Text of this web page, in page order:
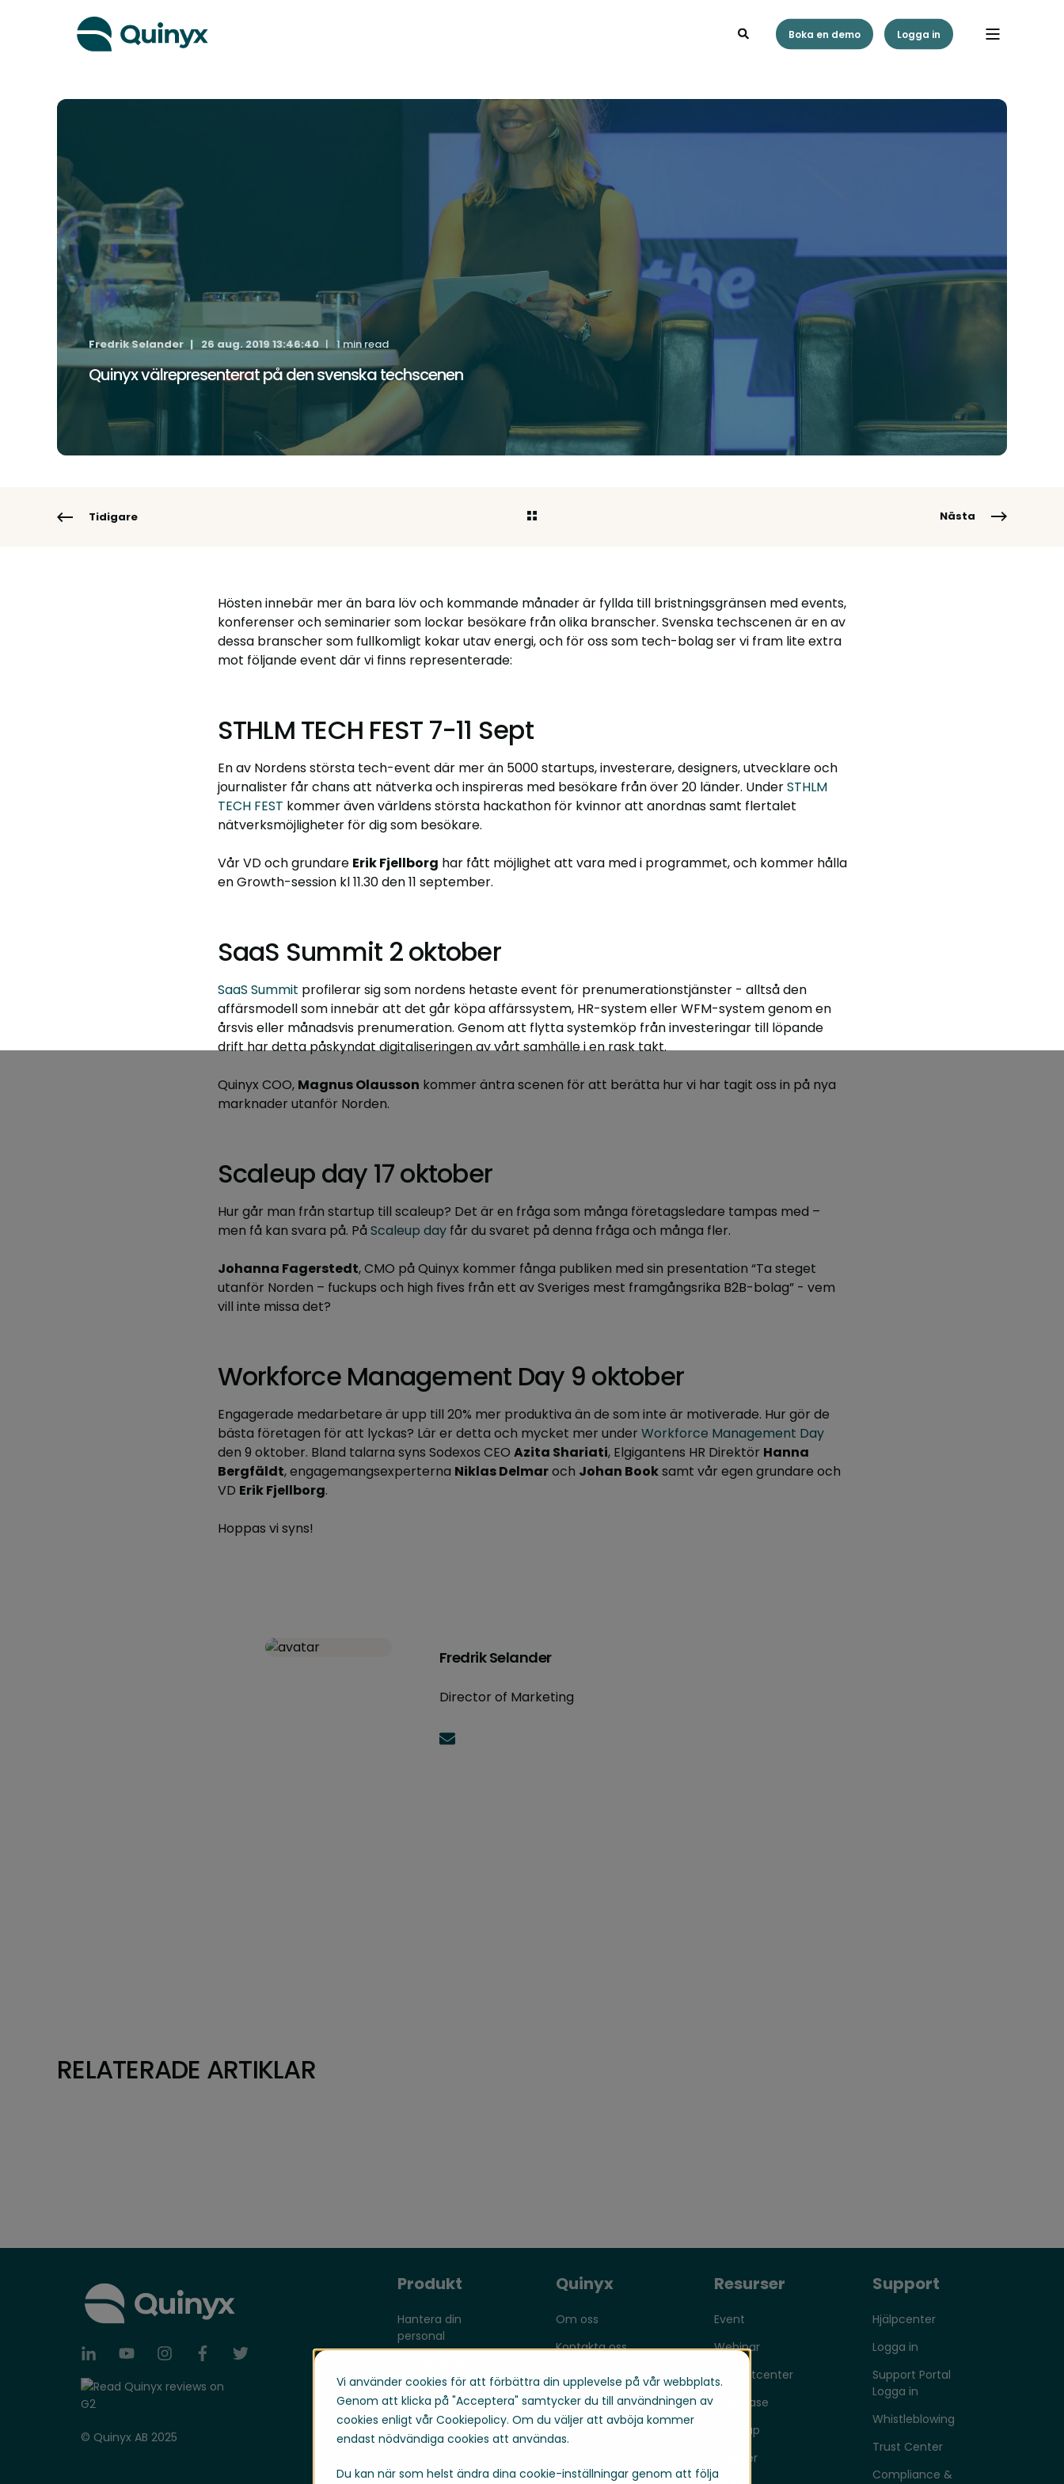
Vi använder cookies för att förbättra din upplevelse på vår webbplats.
Genom att klicka på "Acceptera" samtycker du till användningen av
cookies enligt vår Cookiepolicy. Om du väljer att avböja kommer
endast nödvändiga cookies att användas.
Du kan när som helst ändra dina cookie-inställningar genom att följa
Boka en demo Logga in
Fredrik Selander 26 aug. 2019 13:46:40 1 min read
Quinyx välrepresenterat på den svenska techscenen
Tidigare Nästa
Hösten innebär mer än bara löv och kommande månader är fyllda till bristningsgränsen med events,
konferenser och seminarier som lockar besökare från olika branscher. Svenska techscenen är en av
dessa branscher som fullkomligt kokar utav energi, och för oss som tech-bolag ser vi fram lite extra
mot följande event där vi finns representerade:
STHLM TECH FEST 7-11 Sept
En av Nordens största tech-event där mer än 5000 startups, investerare, designers, utvecklare och
journalister får chans att nätverka och inspireras med besökare från över 20 länder. UnderSTHLM
TECH FEST kommer även världens största hackathon för kvinnor att anordnas samt flertalet
nätverksmöjligheter för dig som besökare.
Vår VD och grundare Erik Fjellborg har fått möjlighet att vara med i programmet, och kommer hålla
en Growth-session kl 11.30 den 11 september.
SaaS Summit 2 oktober
SaaS Summit profilerar sig som nordens hetaste event för prenumerationstjänster - alltså den
affärsmodell som innebär att det går köpa affärssystem, HR-system eller WFM-system genom en
årsvis eller månadsvis prenumeration. Genom att flytta systemköp från investeringar till löpande
drift har detta påskyndat digitaliseringen av vårt samhälle i en rask takt.
Quinyx COO, Magnus Olausson kommer äntra scenen för att berätta hur vi har tagit oss in på nya
marknader utanför Norden.
Scaleup day 17 oktober
Hur går man från startup till scaleup? Det är en fråga som många företagsledare tampas med –
men få kan svara på. På Scaleup dayfår du svaret på denna fråga och många fler.
Johanna Fagerstedt, CMO på Quinyx kommer fånga publiken med sin presentation “Ta steget
utanför Norden – fuckups och high fives från ett av Sveriges mest framgångsrika B2B-bolag” - vem
vill inte missa det?
Workforce Management Day 9 oktober
Engagerade medarbetare är upp till 20% mer produktiva än de som inte är motiverade. Hur gör de
bästa företagen för att lyckas? Lär er detta och mycket mer under Workforce Management Day
den 9 oktober. Bland talarna syns Sodexos CEO Azita Shariati, Elgigantens HR Direktör Hanna
Bergfäldt, engagemangsexperterna Niklas Delmaroch Johan Booksamt vår egen grundare och
VD Erik Fjellborg.
Hoppas vi syns!
Fredrik Selander
Director of Marketing
RELATERADE ARTIKLAR
© Quinyx AB 2025
Produkt
Hantera din
personal
verksamhet
Engagera dina
medarbetare
Quinyx
Om oss
Kontakta oss
Karriär
Resurser
Event
Webinar
Produktcenter
Kundcase
Kunskap
Nyheter
Support
Hjälpcenter
Logga in
Support Portal
Logga in
Whistleblowing
Trust Center
Compliance &